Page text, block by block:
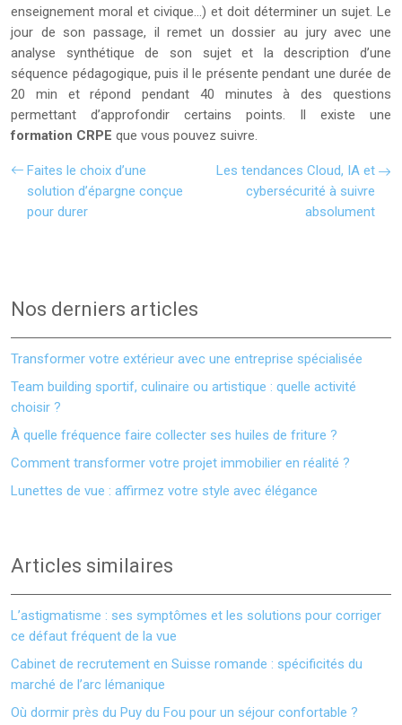
enseignement moral et civique…) et doit déterminer un sujet. Le
jour de son passage, il remet un dossier au jury avec une
analyse synthétique de son sujet et la description d’une
séquence pédagogique, puis il le présente pendant une durée de
20 min et répond pendant 40 minutes à des questions
permettant d’approfondir certains points. Il existe une
formation CRPE que vous pouvez suivre.
Faites le choix d’une
solution d’épargne conçue
pour durer
Les tendances Cloud, IA et
cybersécurité à suivre
absolument
Nos derniers articles
Transformer votre extérieur avec une entreprise spécialisée
Team building sportif, culinaire ou artistique : quelle activité
choisir ?
À quelle fréquence faire collecter ses huiles de friture ?
Comment transformer votre projet immobilier en réalité ?
Lunettes de vue : affirmez votre style avec élégance
Articles similaires
L’astigmatisme : ses symptômes et les solutions pour corriger
ce défaut fréquent de la vue
Cabinet de recrutement en Suisse romande : spécificités du
marché de l’arc lémanique
Où dormir près du Puy du Fou pour un séjour confortable ?